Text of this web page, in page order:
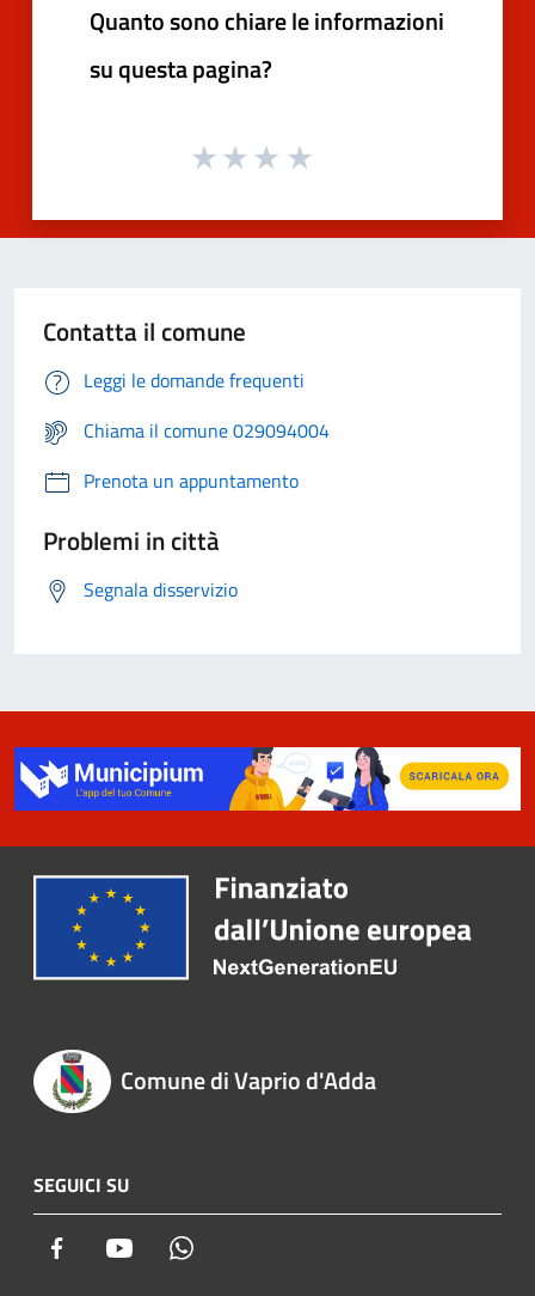
Quanto sono chiare le informazioni
su questa pagina?
Contatta il comune
Leggi le domande frequenti
Chiama il comune 029094004
Prenota un appuntamento
Problemi in città
Segnala disservizio
Comune di Vaprio d'Adda
SEGUICI SU
Facebook Youtube